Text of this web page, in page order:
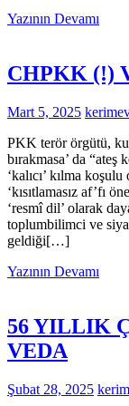
Yazının Devamı
CHPKK (!)
Mart 5, 2025
PKK terör örgütü,
bırakmasa’ da
‘kalıcı’ kılma
‘kısıtlamasız af’fı
‘resmî dil’ olarak
toplumbilimci ve
geldiği[…]
Yazının Devamı
56 YILLIK
VEDA
Şubat 28, 2025